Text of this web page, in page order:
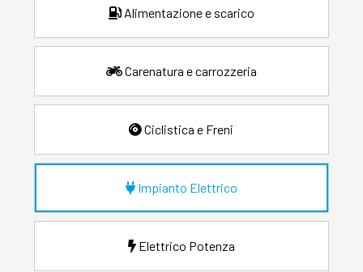
Alimentazione e scarico
Carenatura e carrozzeria
Ciclistica e Freni
Impianto Elettrico
Elettrico Potenza